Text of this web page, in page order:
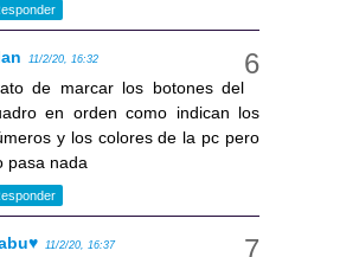
11/2/20, 16:32
de marcar los botones del
en orden como indican los
y los colores de la pc pero
pasa nada
11/2/20, 16:37